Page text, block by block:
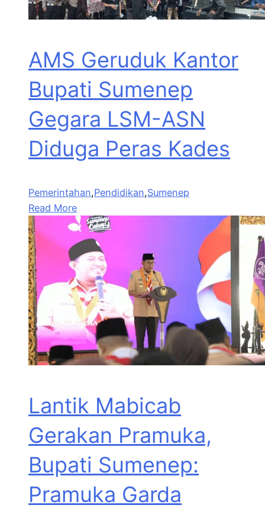
AMS Geruduk Kantor
Bupati Sumenep
Gegara LSM-ASN
Diduga Peras Kades
Pemerintahan,Pendidikan,Sumenep
Read More
Lantik Mabicab
Gerakan Pramuka,
Bupati Sumenep:
Pramuka Garda